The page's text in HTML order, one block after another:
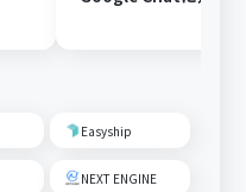
Easyship
NEXT ENGINE